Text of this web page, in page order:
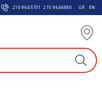
210 9645701 210 9646980 GR EN